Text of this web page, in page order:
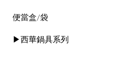
便當盒/袋
▶西華鍋具系列